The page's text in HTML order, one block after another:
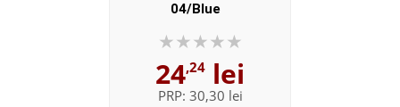
04/Blue
24,24 lei
PRP: 30,30 lei